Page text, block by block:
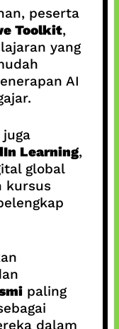
peserta
Toolkit,
yang
AI
Learning,
global
kursus
paling
dalam